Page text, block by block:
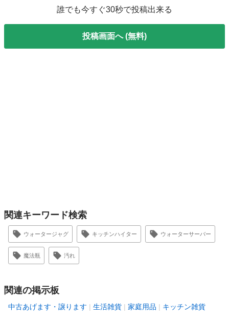
誰でも今すぐ30秒で投稿出来る
投稿画面へ (無料)
関連キーワード検索
ウォータージャグ キッチンハイター ウォーターサーバー
魔法瓶 汚れ
関連の掲示板
中古あげます・譲ります 生活雑貨 家庭用品 キッチン雑貨